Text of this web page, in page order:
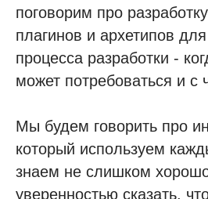
поговорим про
плагинов и архетипов
процесса разработки -
может потребоваться и с
Мы будем говорить про
который используем
знаем не слишком
уверенностью сказать,